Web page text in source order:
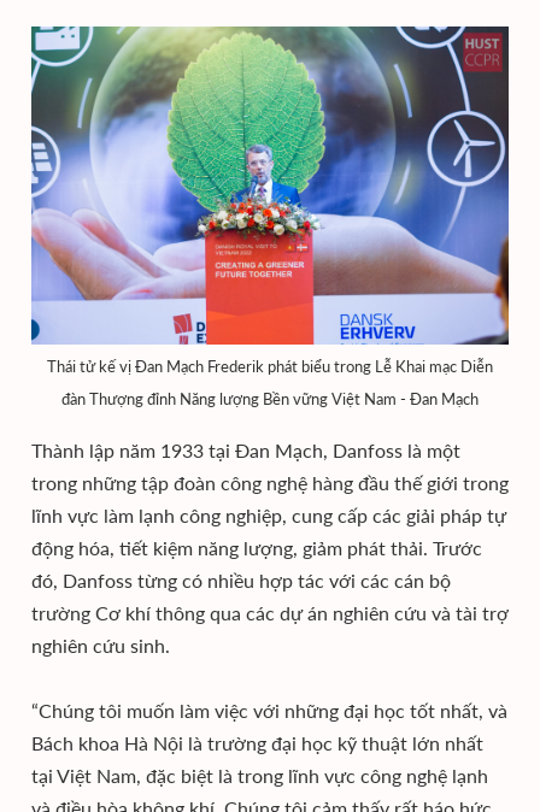
Thái tử kế vị Đan Mạch Frederik phát biểu trong Lễ Khai mạc Diễn
đàn Thượng đỉnh Năng lượng Bền vững Việt Nam - Đan Mạch
Thành lập năm 1933 tại Đan Mạch, Danfoss là một
trong những tập đoàn công nghệ hàng đầu thế giới trong
lĩnh vực làm lạnh công nghiệp, cung cấp các giải pháp tự
động hóa, tiết kiệm năng lượng, giảm phát thải. Trước
đó, Danfoss từng có nhiều hợp tác với các cán bộ
trường Cơ khí thông qua các dự án nghiên cứu và tài trợ
nghiên cứu sinh.
“Chúng tôi muốn làm việc với những đại học tốt nhất, và
Bách khoa Hà Nội là trường đại học kỹ thuật lớn nhất
tại Việt Nam, đặc biệt là trong lĩnh vực công nghệ lạnh